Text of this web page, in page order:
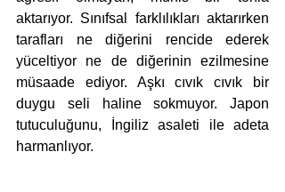
aktarıyor. Sınıfsal farklılıkları aktarırken
tarafları ne diğerini rencide ederek
yüceltiyor ne de diğerinin ezilmesine
müsaade ediyor. Aşkı cıvık cıvık bir
duygu seli haline sokmuyor. Japon
tutuculuğunu, İngiliz asaleti ile adeta
harmanlıyor.